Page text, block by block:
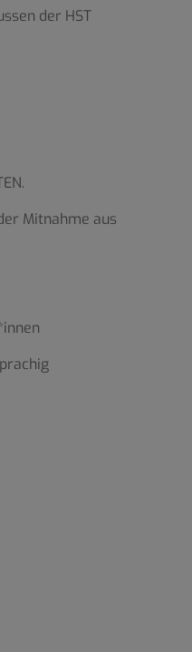
der HST
Mitnahme aus